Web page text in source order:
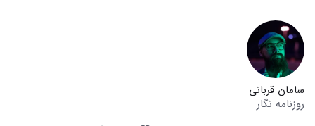
سامان قربانی
روزنامه نگار